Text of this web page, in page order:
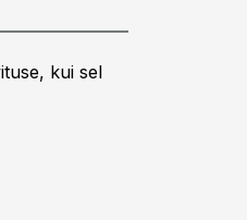
kui sel